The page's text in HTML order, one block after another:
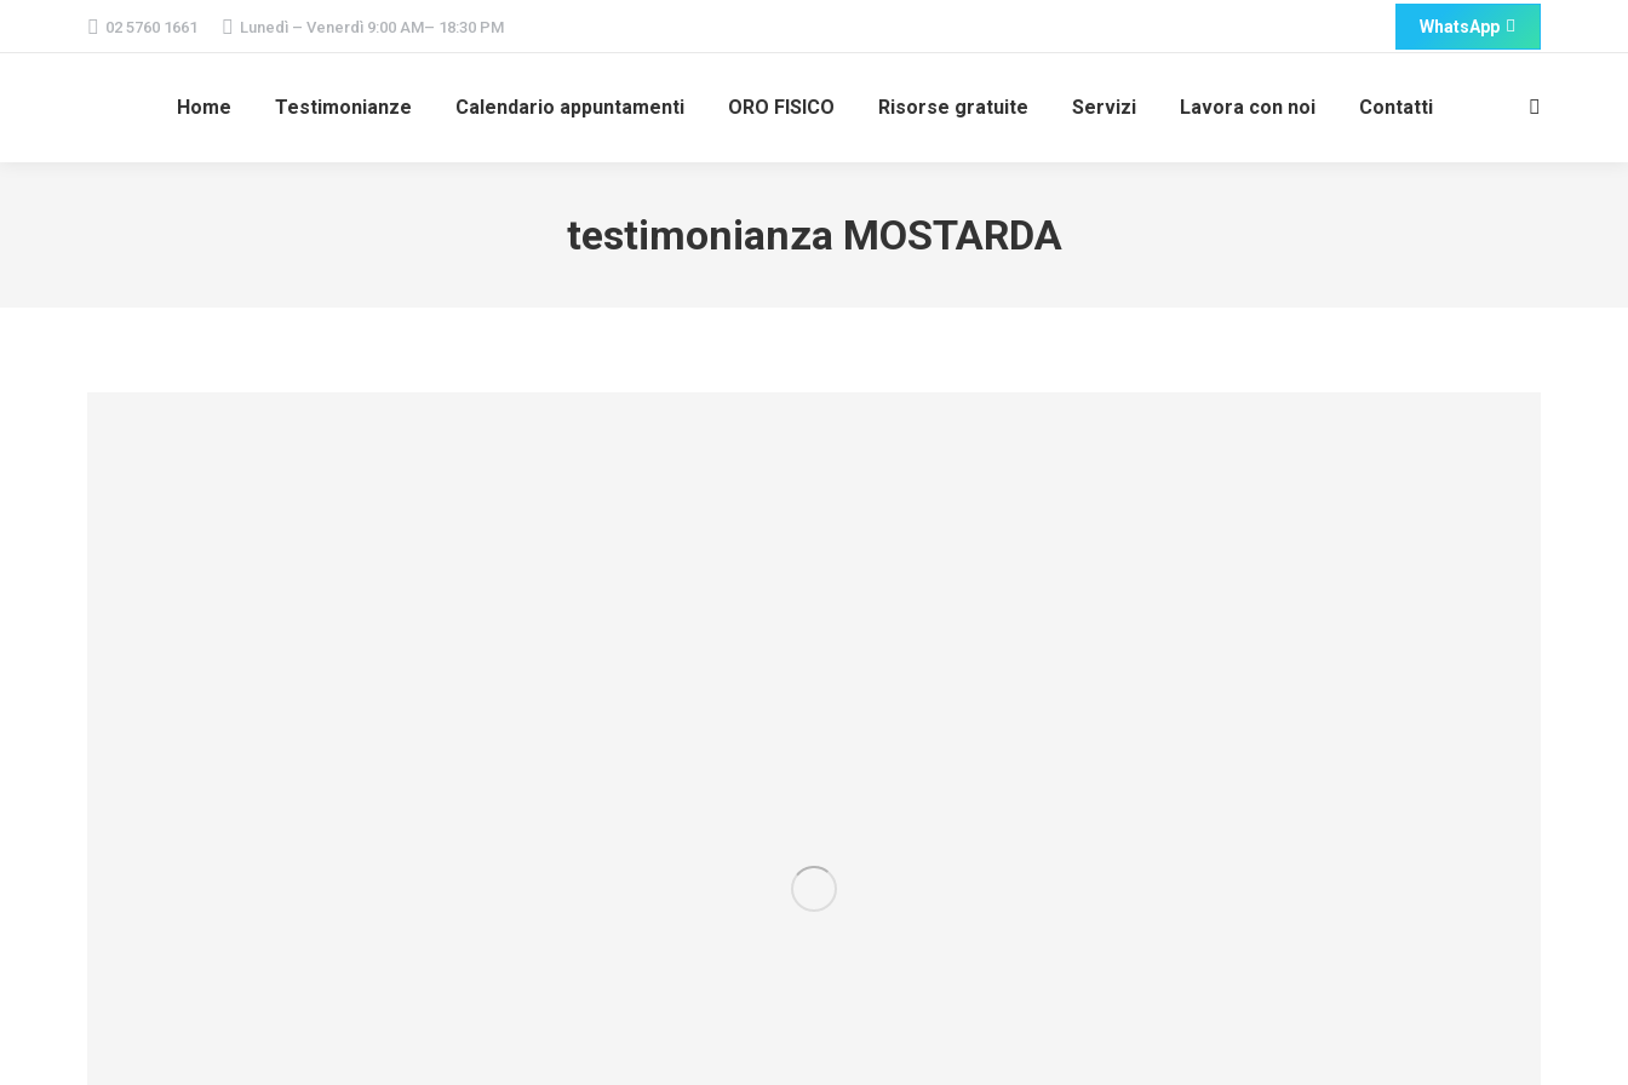
02 5760 1661 Lunedì – Venerdì 9:00 AM– 18:30 PM WhatsApp
Home Testimonianze Calendario appuntamenti ORO FISICO Risorse gratuite Servizi Lavora con noi Contatti Cerca:
testimonianza MOSTARDA